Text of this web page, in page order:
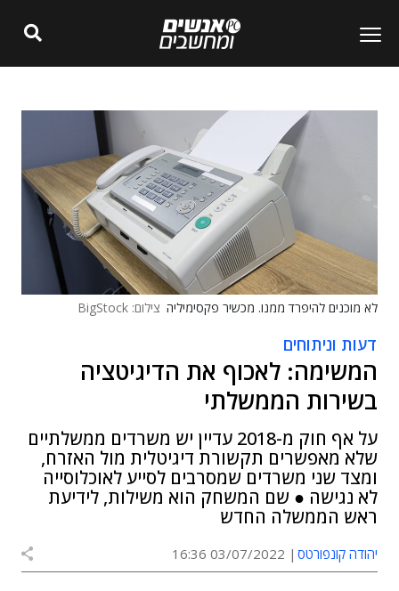
לא מוכנים להיפרד ממנו. מכשיר פקסימיליה צילום: BigStock
דעות וניתוחים
המשימה: לאכוף את הדיגיטציה
בשירות הממשלתי
על אף חוק מ-2018 עדיין יש משרדים ממשלתיים
שלא מאפשרים תקשורת דיגיטלית מול האזרח,
ומצד שני משרדים שמסרבים לסייע לאוכלוסייה
לא נגישה ● שם המשחק הוא משילות, לידיעת
ראש הממשלה החדש
יהודה קונפורטס 03/07/2022 16:36